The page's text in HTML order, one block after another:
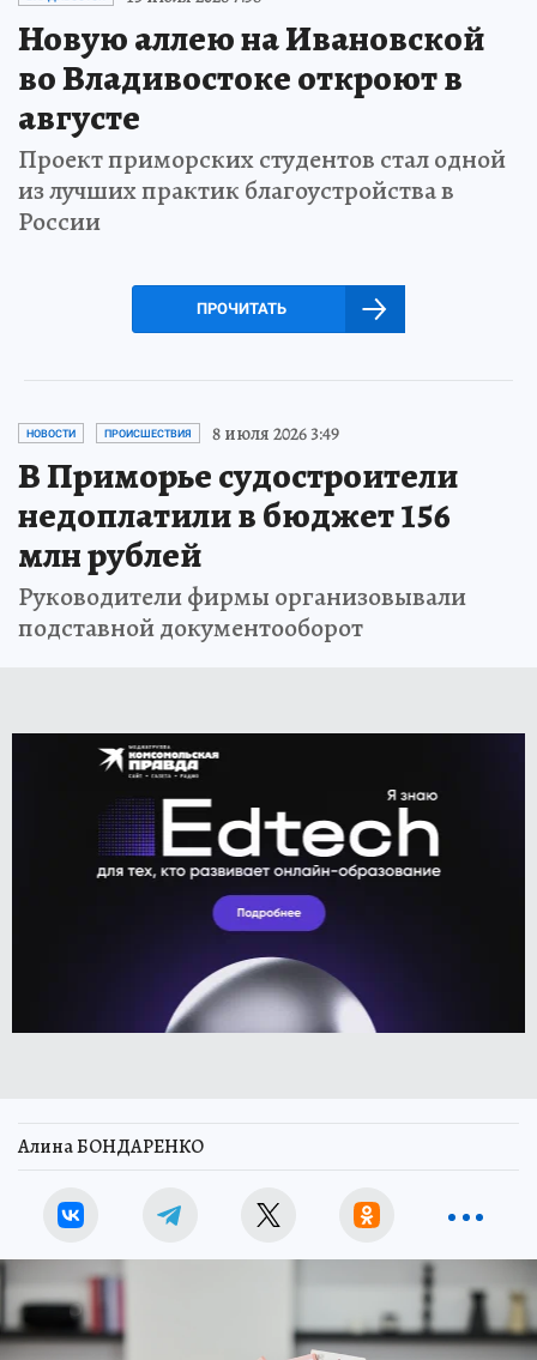
Новую аллею на Ивановской
во Владивостоке откроют в
августе
Проект приморских студентов стал одной
из лучших практик благоустройства в
России
ПРОЧИТАТЬ
НОВОСТИ ПРОИСШЕСТВИЯ 8 июля 2026 3:49
В Приморье судостроители
недоплатили в бюджет 156
млн рублей
Руководители фирмы организовывали
подставной документооборот
Алина БОНДАРЕНКО